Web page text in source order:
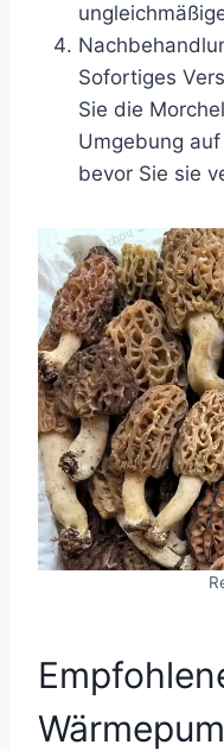
Sofortiges
Sie die
Umgebung
bevor Sie sie